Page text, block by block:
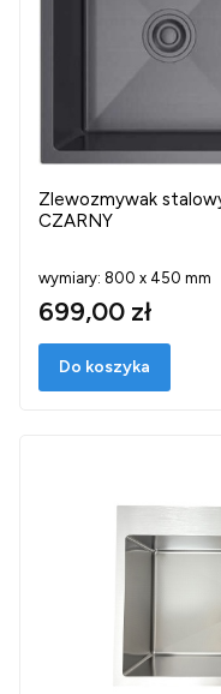
Zlewozmywak
CZARNY
wymiary: 800 x 450 mm
699,00 zł
Do koszyka